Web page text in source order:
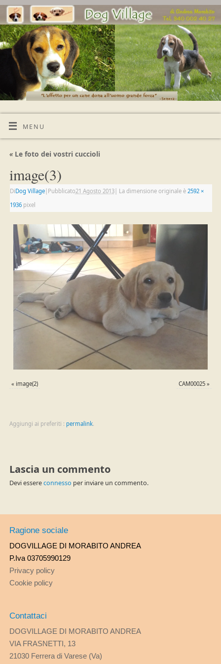
MENU
«Le foto dei vostri cuccioli
image(3)
DiDog Village| Pubblicato21 Agosto 2013| La dimensione originale è 2592 ×
1936pixel
« image(2) CAM00025 »
Aggiungi ai preferiti : permalink.
Lascia un commento
Devi essereconnesso per inviare un commento.
Ragione sociale
DOGVILLAGE DI MORABITO ANDREA
P.Iva 03705990129
Privacy policy
Cookie policy
Contattaci
DOGVILLAGE DI MORABITO ANDREA
VIA FRASNETTI, 13
21030 Ferrera di Varese (Va)